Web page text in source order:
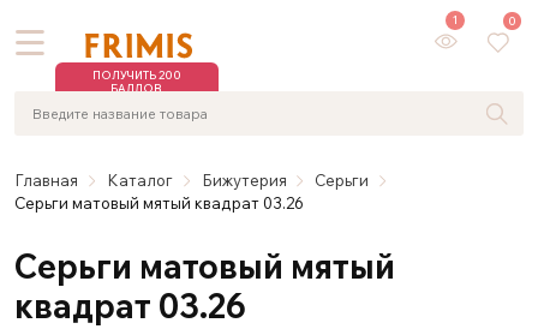
ПОЛУЧИТЬ 200
БАЛЛОВ
1 0
Главная Каталог Бижутерия
Серьги
Серьги матовый мятый квадрат 03.26
Серьги матовый мятый
квадрат 03.26